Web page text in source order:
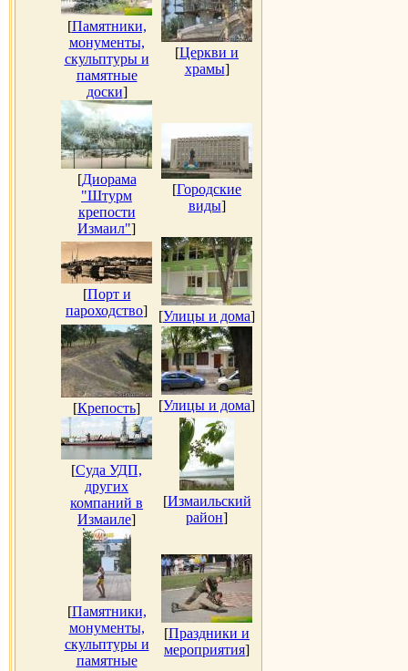
[Памятники,
монументы,
скульптуры и
памятные
доски]
[Церкви и
храмы]
[Диорама
"Штурм
крепости
Измаил"]
[Городские
виды]
[Порт и
пароходство] [Улицы и дома]
[Крепость] [Улицы и дома]
[Суда УДП,
других
компаний в
Измаиле]
[Измаильский
район]
[Памятники,
монументы,
скульптуры и
памятные
[Праздники и
мероприятия]